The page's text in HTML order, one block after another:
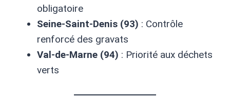
obligatoire
Seine-Saint-Denis (93) : Contrôle
renforcé des gravats
Val-de-Marne (94) : Priorité aux déchets
verts